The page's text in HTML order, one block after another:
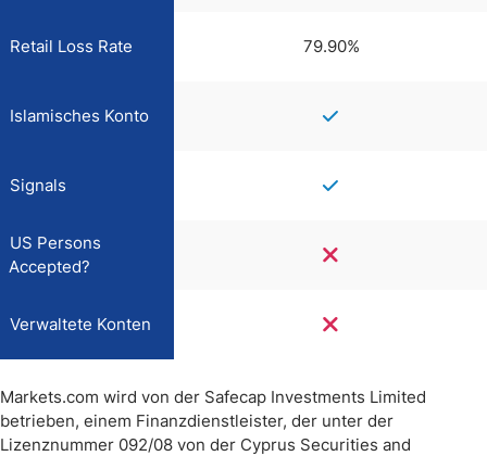
Retail Loss Rate 79.90%
Islamisches Konto
Signals
US Persons
Accepted?
Verwaltete Konten
Markets.com wird von der Safecap Investments Limited
betrieben, einem Finanzdienstleister, der unter der
Lizenznummer 092/08 von der Cyprus Securities and